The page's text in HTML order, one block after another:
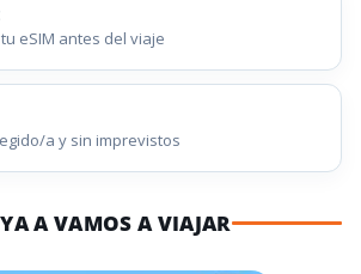
eSIM antes del viaje
a y sin imprevistos
A VAMOS A VIAJAR